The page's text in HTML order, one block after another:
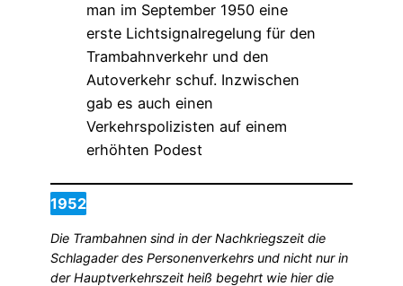
1952
Die Trambahnen sind in der Nachkriegszeit die
Schlagader des Personenverkehrs und nicht nur in
der Hauptverkehrszeit heiß begehrt wie hier die